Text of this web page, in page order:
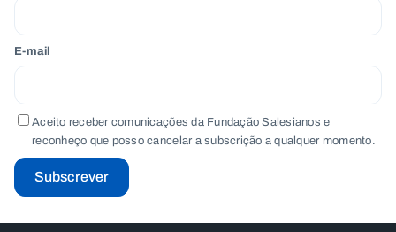
E-mail
Aceito receber comunicações da Fundação Salesianos e
reconheço que posso cancelar a subscrição a qualquer momento.
Subscrever